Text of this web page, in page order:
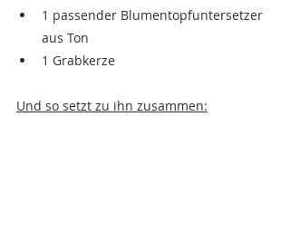
1 passender Blumentopfuntersetzer
aus Ton
1 Grabkerze
Und so setzt zu ihn zusammen: